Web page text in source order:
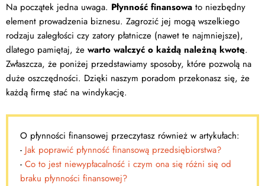
Na początek jedna uwaga. Płynność finansowa to niezbędny
element prowadzenia biznesu. Zagrozić jej mogą wszelkiego
rodzaju zaległości czy zatory płatnicze (nawet te najmniejsze),
dlatego pamiętaj, że warto walczyć o każdą należną kwotę.
Zwłaszcza, że poniżej przedstawiamy sposoby, które pozwolą na
duże oszczędności. Dzięki naszym poradom przekonasz się, że
każdą firmę stać na windykację.
O płynności finansowej przeczytasz również w artykułach:
- Jak poprawić płynność finansową przedsiębiorstwa?
- Co to jest niewypłacalność i czym ona się różni się od
braku płynności finansowej?